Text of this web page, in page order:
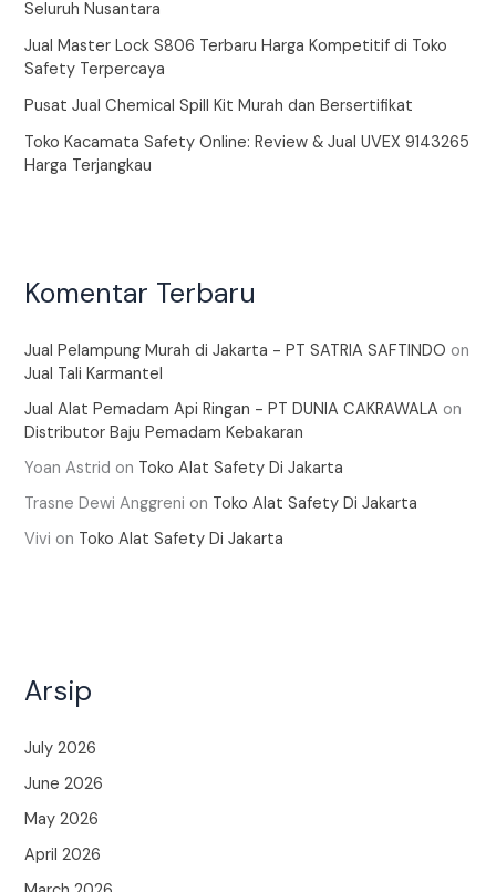
Seluruh Nusantara
Jual Master Lock S806 Terbaru Harga Kompetitif di Toko
Safety Terpercaya
Pusat Jual Chemical Spill Kit Murah dan Bersertifikat
Toko Kacamata Safety Online: Review & Jual UVEX 9143265
Harga Terjangkau
Komentar Terbaru
Jual Pelampung Murah di Jakarta - PT SATRIA SAFTINDO on
Jual Tali Karmantel
Jual Alat Pemadam Api Ringan - PT DUNIA CAKRAWALA on
Distributor Baju Pemadam Kebakaran
Yoan Astrid on Toko Alat Safety Di Jakarta
Trasne Dewi Anggreni on Toko Alat Safety Di Jakarta
Vivi on Toko Alat Safety Di Jakarta
Arsip
July 2026
June 2026
May 2026
April 2026